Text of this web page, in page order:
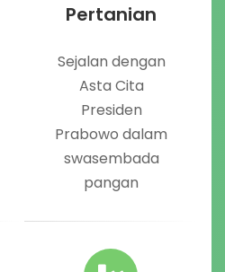
Pertanian
Sejalan dengan
Asta Cita
Presiden
Prabowo dalam
swasembada
pangan